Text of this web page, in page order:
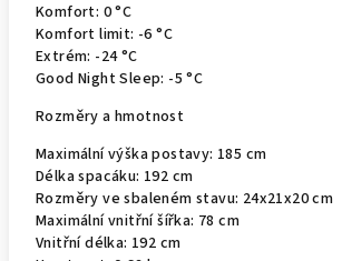
Komfort: 0 °C
Komfort limit: -6 °C
Extrém: -24 °C
Good Night Sleep: -5 °C
Rozměry a hmotnost
Maximální výška postavy: 185 cm
Délka spacáku: 192 cm
Rozměry ve sbaleném stavu: 24x21x20 cm
Maximální vnitřní šířka: 78 cm
Vnitřní délka: 192 cm